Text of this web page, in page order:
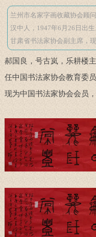
兰州市名家字画收藏协会顾
汉中人，1947年6月26日出
甘肃省书法家协会副主席，
郝国良，号古岚，乐耕楼
任中国书法家协会教育委
现为中国书法家协会会员